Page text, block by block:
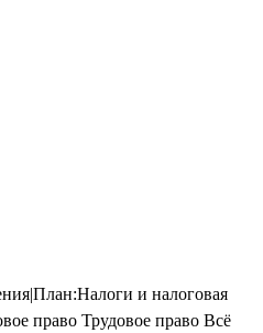
и налоговая
право Трудовое право Всё